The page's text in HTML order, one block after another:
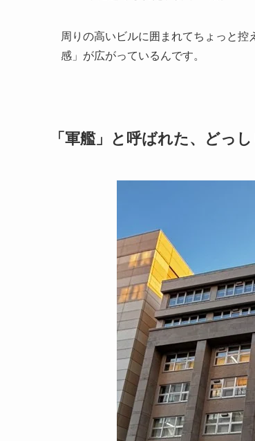
周りの高いビルに囲まれてちょっと
感」が広がっているんです。
「軍艦」と呼ばれた、どっ